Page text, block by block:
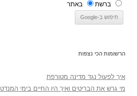
ברשת באתר
הרשומות הכי נצפות
איך לפעול נגד מדינה מטורפת
מי גרש את הבריטים ואיך היו החיים בימי המנדט